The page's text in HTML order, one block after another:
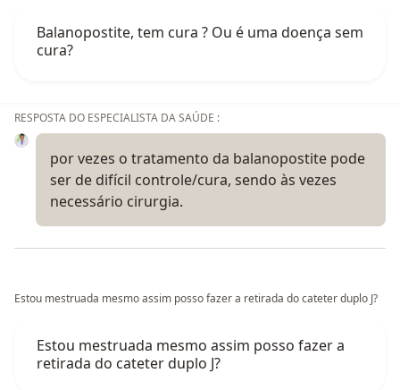
Balanopostite, tem cura ? Ou é uma doença sem
cura?
RESPOSTA DO ESPECIALISTA DA SAÚDE :
por vezes o tratamento da balanopostite pode
ser de difícil controle/cura, sendo às vezes
necessário cirurgia.
Estou mestruada mesmo assim posso fazer a retirada do cateter duplo J?
Estou mestruada mesmo assim posso fazer a
retirada do cateter duplo J?